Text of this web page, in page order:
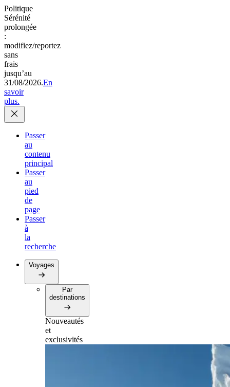
Politique
Sérénité
prolongée
:
modifiez/reportez
sans
frais
jusqu’au
31/08/2026.En
savoir
plus.
Passer
au
contenu
principal
Passer
au
pied
de
page
Passer
à
la
recherche
Voyages
Par
destinations
Nouveautés
et
exclusivités